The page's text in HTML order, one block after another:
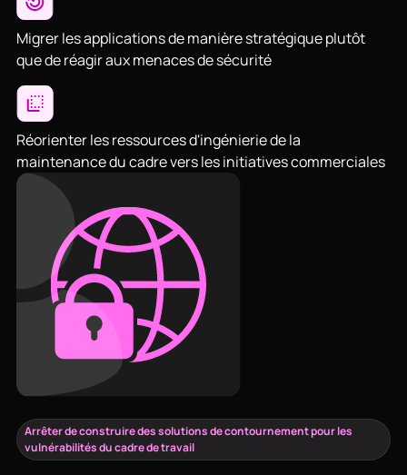
Migrer les applications de manière stratégique plutôt
que de réagir aux menaces de sécurité
Réorienter les ressources d'ingénierie de la
maintenance du cadre vers les initiatives commerciales
Arrêter de construire des solutions de contournement pour les
vulnérabilités du cadre de travail